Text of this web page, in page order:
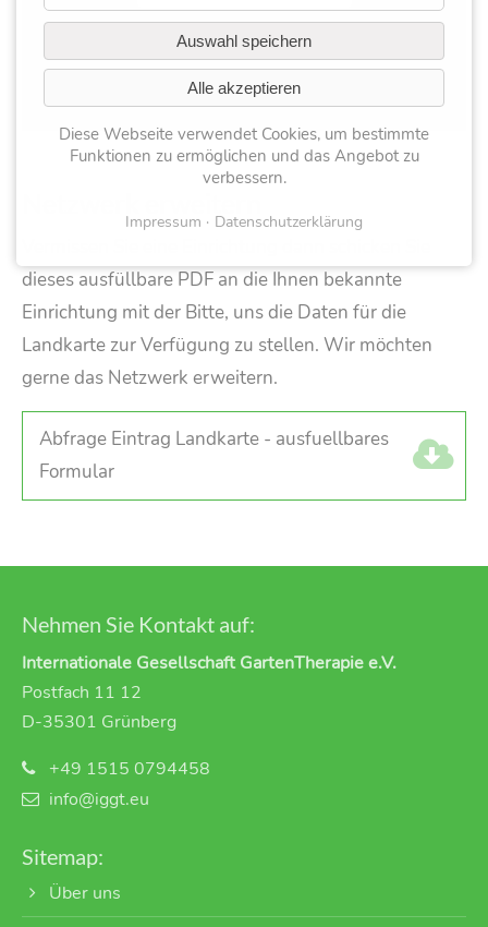
dieses ausfüllbare PDF an die Ihnen bekannte
Einrichtung mit der Bitte, uns die Daten für die
Landkarte zur Verfügung zu stellen. Wir möchten
gerne das Netzwerk erweitern.
Abfrage Eintrag Landkarte - ausfuellbares
Formular
Nehmen Sie Kontakt auf:
Internationale Gesellschaft GartenTherapie e.V.
Postfach 11 12
D-35301 Grünberg
+49 1515 0794458
info@iggt.eu
Sitemap:
Über uns
Auswahl speichern
Alle akzeptieren
Diese Webseite verwendet Cookies, um bestimmte
Funktionen zu ermöglichen und das Angebot zu
verbessern.
Impressum Datenschutzerklärung